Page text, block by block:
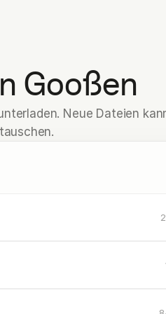
Gooßen
Neue Dateien